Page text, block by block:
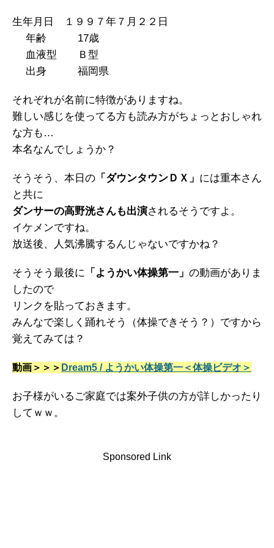
生年月日 １９９７年７月２２日
年齢 17歳
血液型 Ｂ型
出身 福岡県
それぞれが名前に特徴がありますね。
難しい感じを使ってる方も読み方がちょっとおしゃれ
な方も…
本名なんでしょうか？
そうそう、本日の 「ダウンタウンＤＸ」 には重本さん
と共に
ダンサーの高野洸さんも出演されるそうですよ。
イケメンですね。
放送後、人気沸騰するんじゃないですかね？
そうそう最後に 「ようかい体操第一」 の動画がありま
したので
リンクを貼っておきます。
みんなで楽しく踊れそう（体操できそう？）ですから
覚えてみては？
動画＞＞＞ Dream5 / ようかい体操第一＜体操ビデオ＞
お子様がいるご家庭では案外子供の方が詳しかったり
してｗｗ。
Sponsored Link